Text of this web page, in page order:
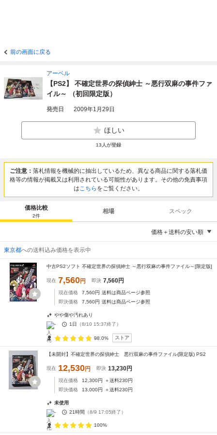
前の画面に戻る
アーベル
【PS2】 不確定世界の探偵紳士 ～悪行双麻の事件ファ
イル～ （初回限定版）
発売日 2009年1月29日
ほしい
13 人が登録
ご注意： 落札情報を機械的に抽出しているため、異なる商品に関する落札価
格等の情報が掲載又は利用されている可能性があります。その他の免責事項
はこちら をご覧ください。
価格比較
2件
相場 スペック
価格＋送料の安い順
東京都への送料込み価格を表示中
中古PS2ソフト 不確定世界の探偵紳士 ～悪行双麻の事件ファイル～[限定版]
現在 7,560円 即決 7,560円
現在価格 7,560円 送料は商品ページ参照
即決価格
7,560円 送料は商品ページ参照
やや傷や汚れあり
-
1日 （8/10 15:37終了）
98.0% ストア
【未開封】不確定世界の探偵紳士 悪行双麻の事件ファイル(限定版) PS2
現在 12,530円 即決 13,230円
現在価格 12,300円 ＋送料230円
即決価格
13,000円 ＋送料230円
未使用
-
21時間 （8/9 17:05終了）
100%